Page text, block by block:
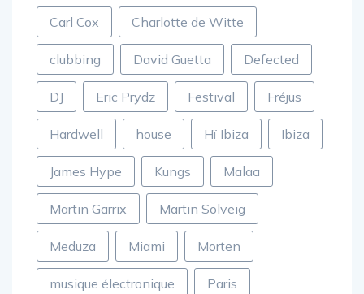
Carl Cox Charlotte de Witte
clubbing David Guetta Defected
DJ Eric Prydz Festival Fréjus
Hardwell house Hï Ibiza Ibiza
James Hype Kungs Malaa
Martin Garrix Martin Solveig
Meduza Miami Morten
musique électronique Paris